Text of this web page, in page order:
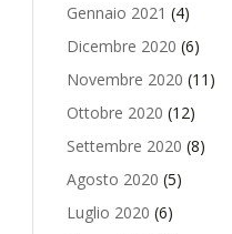
Gennaio 2021 (4)
Dicembre 2020 (6)
Novembre 2020 (11)
Ottobre 2020 (12)
Settembre 2020 (8)
Agosto 2020 (5)
Luglio 2020 (6)